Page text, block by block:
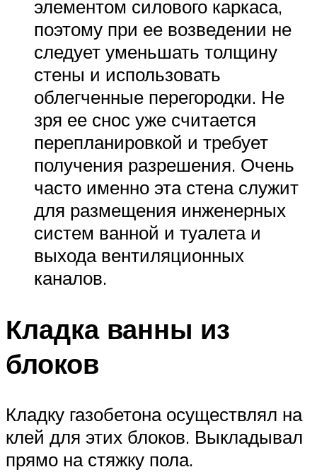
элементом силового каркаса,
поэтому при ее возведении не
следует уменьшать толщину
стены и использовать
облегченные перегородки. Не
зря ее снос уже считается
перепланировкой и требует
получения разрешения. Очень
часто именно эта стена служит
для размещения инженерных
систем ванной и туалета и
выхода вентиляционных
каналов.
Кладка ванны из
блоков
Кладку газобетона осуществлял на
клей для этих блоков. Выкладывал
прямо на стяжку пола.